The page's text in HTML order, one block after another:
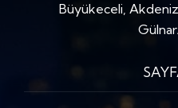
Büyükeceli,